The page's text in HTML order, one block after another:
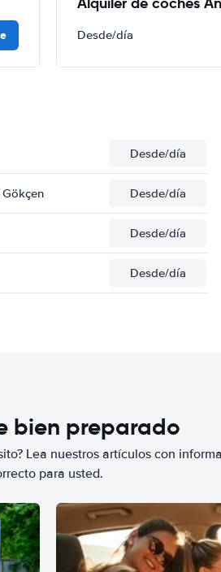
Desde/día
Desde/día
Desde/día
Desde/día
Desde/día
bien preparado
Lea nuestros artículos con
para usted.